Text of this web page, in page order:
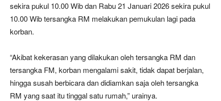
sekira pukul 10.00 Wib dan Rabu 21 Januari 2026 sekira pukul
10.00 Wib tersangka RM melakukan pemukulan lagi pada
korban.
“Akibat kekerasan yang dilakukan oleh tersangka RM dan
tersangka FM, korban mengalami sakit, tidak dapat berjalan,
hingga susah berbicara dan didiamkan saja oleh tersangka
RM yang saat itu tinggal satu rumah,” urainya.